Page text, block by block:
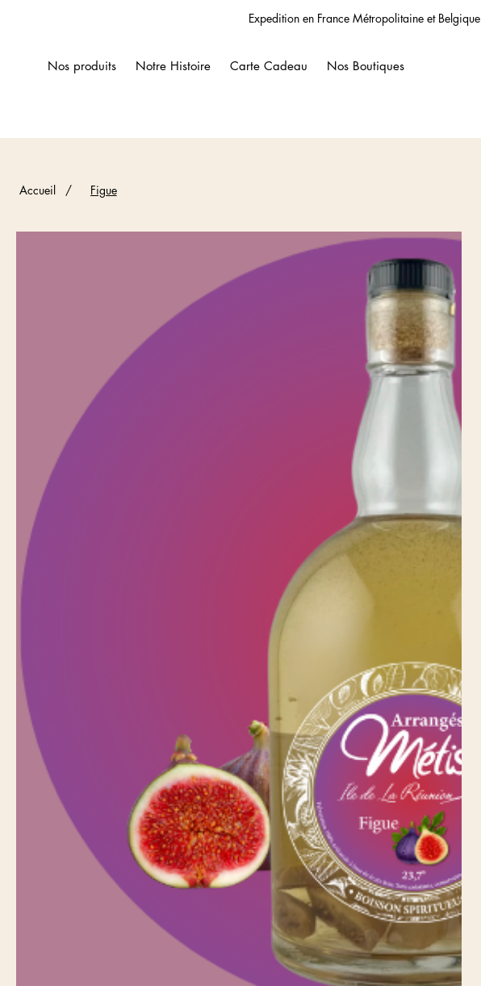
Expedition en France Métropolitaine et Belgique
Nos produits Notre Histoire Carte Cadeau Nos Boutiques
Accueil / Figue